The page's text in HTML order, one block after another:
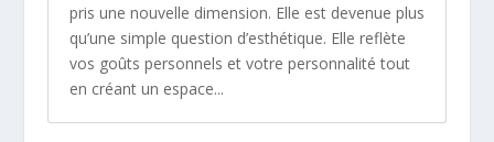
pris une nouvelle dimension. Elle est devenue plus
qu’une simple question d’esthétique. Elle reflète
vos goûts personnels et votre personnalité tout
en créant un espace...